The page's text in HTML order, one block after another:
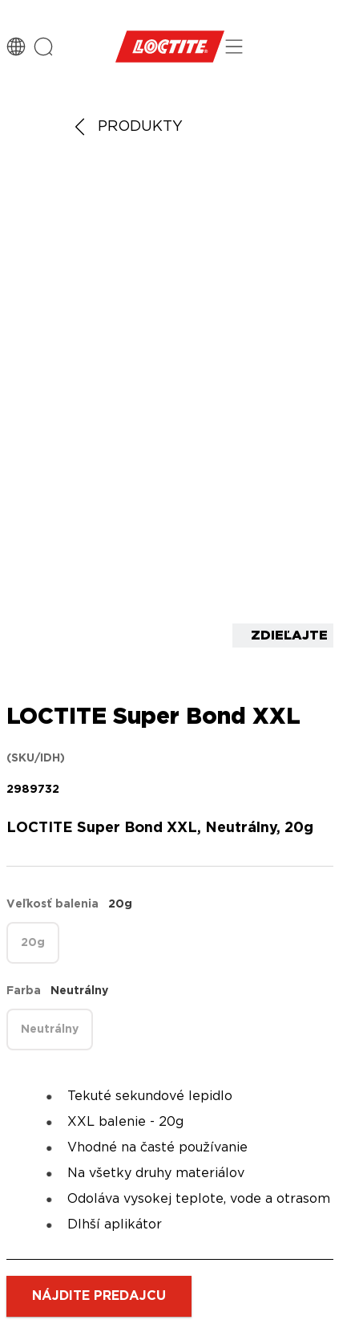
PRODUKTY
ZDIEĽAJTE
LOCTITE Super Bond XXL
(SKU/IDH)
2989732
LOCTITE Super Bond XXL, Neutrálny, 20g
Veľkosť balenia 20g
20g
Farba Neutrálny
Neutrálny
Tekuté sekundové lepidlo
XXL balenie - 20g
Vhodné na časté používanie
Na všetky druhy materiálov
Odoláva vysokej teplote, vode a otrasom
Dlhší aplikátor
NÁJDITE PREDAJCU